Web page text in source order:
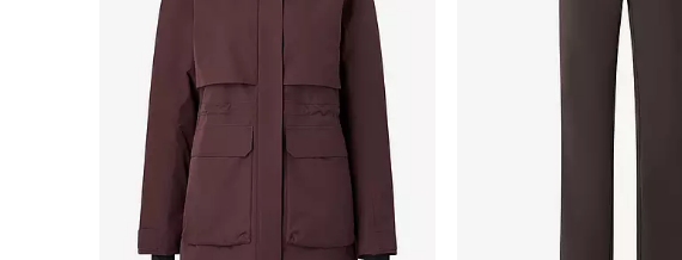
Läs mer
Faktura & Delbetalning
Våra mest fördelaktiga betalsätt
Läs mer